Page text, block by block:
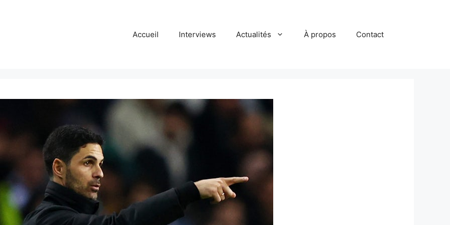
Accueil Interviews Actualités À propos Contact